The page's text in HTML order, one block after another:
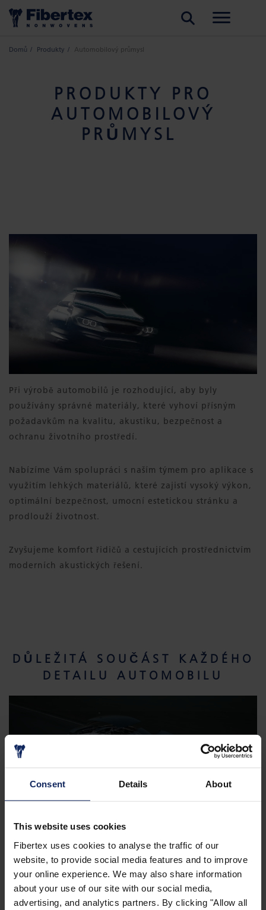
Consent Details About
This website uses cookies
Fibertex uses cookies to analyse the traffic of our
website, to provide social media features and to improve
your online experience. We may also share information
about your use of our site with our social media,
advertising, and analytics partners. By clicking "Allow all
Domů Produkty Automobilový průmysl
PRODUKTY PRO
AUTOMOBILOVÝ
PRŮMYSL
Při výrobě automobilů je rozhodující, aby byly
používány správné materiály, které vyhoví přísným
požadavkům na kvalitu, akustiku, bezpečnost a
ochranu životního prostředí.
Nabízíme Vám spolupráci s naším týmem pro aplikace s
využitím lehkých materiálů, které zajistí vysoký výkon,
optimální bezpečnost, umocní estetickou stránku a
prodlouží životnost.
Zvyšujeme komfort řidičů a cestujících prostřednictvím
moderních akustických řešení.
DŮLEŽITÁ SOUČÁST KAŽDÉHO
DETAILU AUTOMOBILU